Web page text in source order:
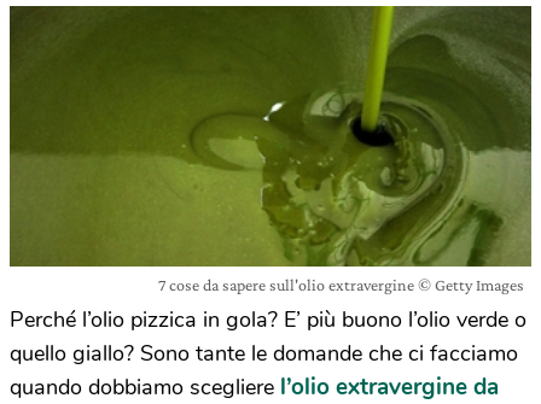
7 cose da sapere sull'olio extravergine © Getty Images
Perché l’olio pizzica in gola? E’ più buono l’olio verde o
quello giallo? Sono tante le domande che ci facciamo
quando dobbiamo scegliere l’olio extravergine da